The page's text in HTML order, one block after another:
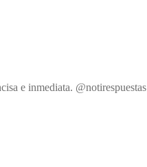
e inmediata. @notirespuestas